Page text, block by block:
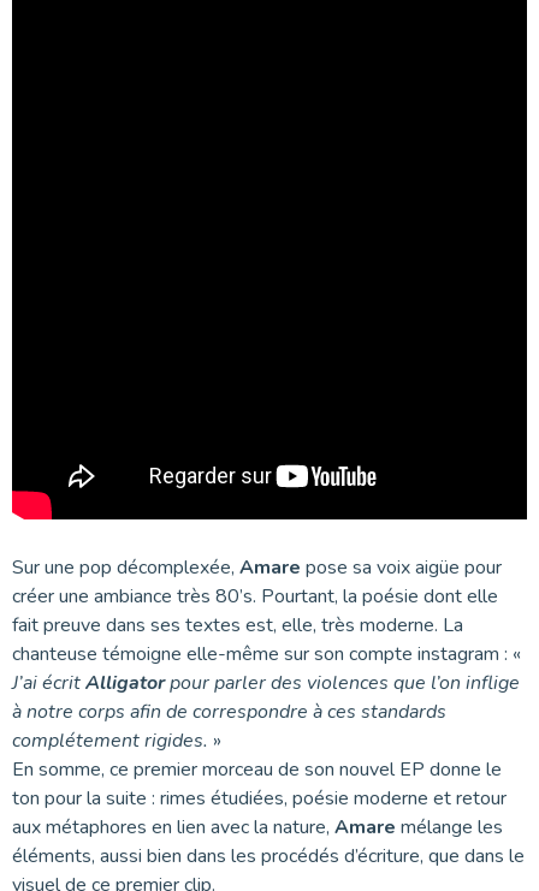
Sur une pop décomplexée, Amare pose sa voix aigüe pour
créer une ambiance très 80’s. Pourtant, la poésie dont elle
fait preuve dans ses textes est, elle, très moderne. La
chanteuse témoigne elle-même sur son compte instagram : «
J’ai écritAlligatorpour parler des violences que l’on inflige
à notre corps afin de correspondre à ces standards
complétement rigides. »
En somme, ce premier morceau de son nouvel EP donne le
ton pour la suite : rimes étudiées, poésie moderne et retour
aux métaphores en lien avec la nature, Amare mélange les
éléments, aussi bien dans les procédés d’écriture, que dans le
visuel de ce premier clip.